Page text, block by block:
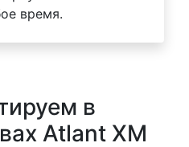
время.
в
Atlant XM